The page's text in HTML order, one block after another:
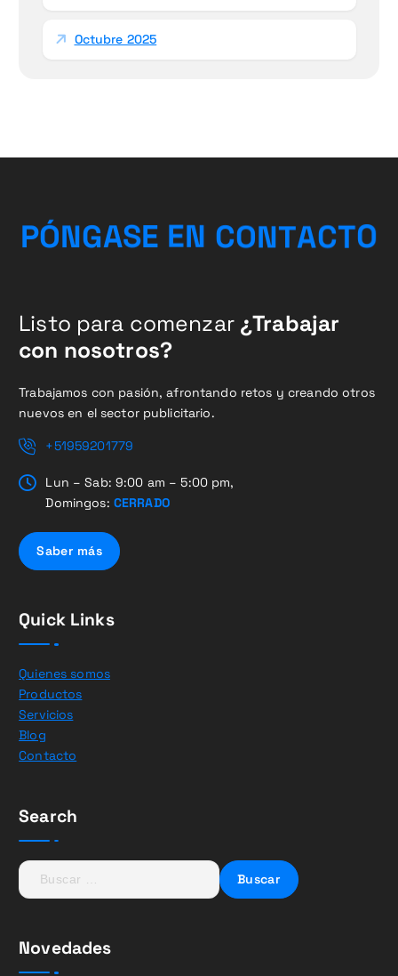
Octubre 2025
PÓNGASE EN CONTACTO
Listo para comenzar¿Trabajar
con nosotros?
Trabajamos con pasión, afrontando retos y creando otros
nuevos en el sector publicitario.
+51959201779
Lun – Sab: 9:00 am – 5:00 pm,
Domingos: CERRADO
Saber más
Quick Links
Quienes somos
Productos
Servicios
Blog
Contacto
Search
B
u
a
r
Novedades